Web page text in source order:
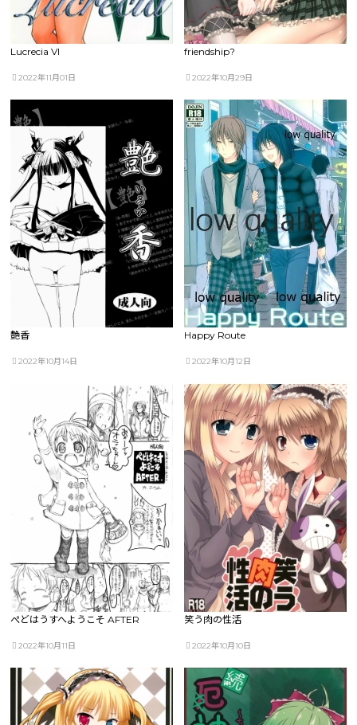
Lucrecia VI
2022年11月01日
friendship?
2022年10月29日
艶香
2022年10月14日
Happy Route
2022年10月12日
ぺどはうすへようこそ AFTER
2022年10月11日
笑う肉の性活
2022年10月10日